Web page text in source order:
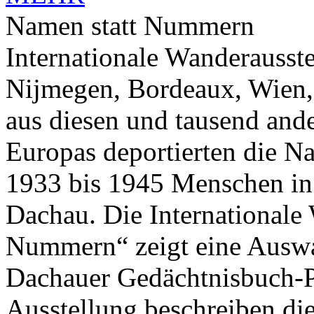
Namen statt Nummern
Internationale
Nijmegen, Bordeaux,
aus diesen und tausend
Europas deportierten die
1933 bis 1945 Menschen
Dachau. Die Internationale
Nummern“ zeigt eine
Dachauer